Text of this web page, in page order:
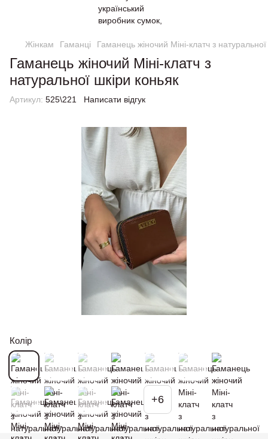
Жінкам Гаманці Гаманець жіночий Міні-клатч з
Гаманець жіночий Міні-клатч з
натуральної шкіри коньяк
Артикул: 525\221 Написати відгук
Колір
+6